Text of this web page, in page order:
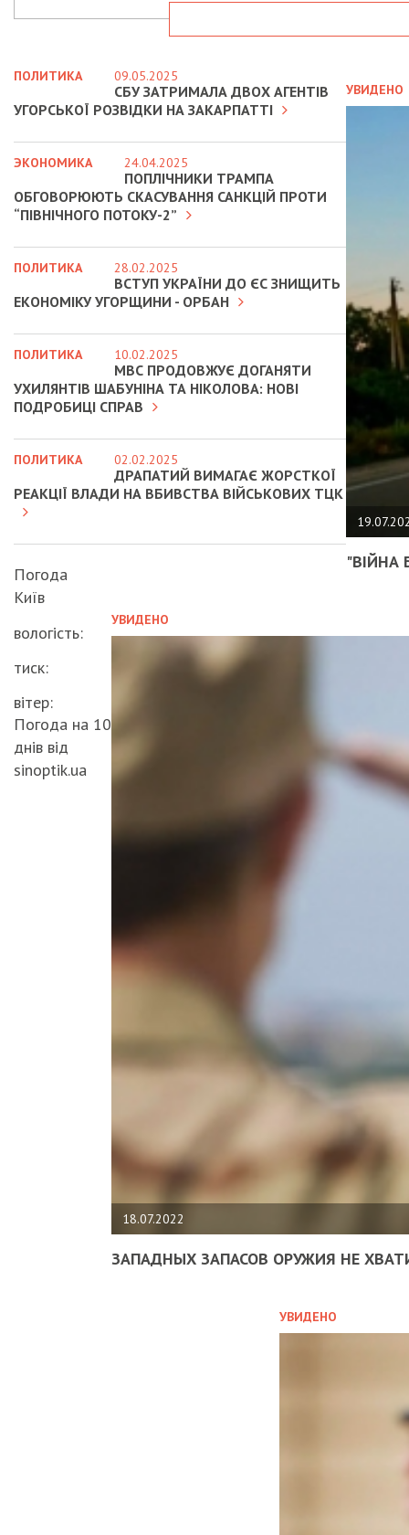
УВИДЕНО
"ВІЙНА
УВИДЕНО
18.07.2022
ЗАПАДНЫХ ЗАПАСОВ ОРУЖИЯ НЕ
УВИДЕНО
ПОЛИТИКА 09.05.2025
СБУ ЗАТРИМАЛА ДВОХ АГЕНТІВ
УГОРСЬКОЇ РОЗВІДКИ НА ЗАКАРПАТТІ
ЭКОНОМИКА 24.04.2025
ПОПЛІЧНИКИ ТРАМПА
ОБГОВОРЮЮТЬ СКАСУВАННЯ САНКЦІЙ ПРОТИ
“ПІВНІЧНОГО ПОТОКУ-2”
ПОЛИТИКА 28.02.2025
ВСТУП УКРАЇНИ ДО ЄС ЗНИЩИТЬ
ЕКОНОМІКУ УГОРЩИНИ - ОРБАН
ПОЛИТИКА 10.02.2025
МВС ПРОДОВЖУЄ ДОГАНЯТИ
УХИЛЯНТІВ ШАБУНІНА ТА НІКОЛОВА: НОВІ
ПОДРОБИЦІ СПРАВ
ПОЛИТИКА 02.02.2025
ДРАПАТИЙ ВИМАГАЄ ЖОРСТКОЇ
РЕАКЦІЇ ВЛАДИ НА ВБИВСТВА ВІЙСЬКОВИХ ТЦК
Погода
Київ
вологість:
тиск:
вітер:
Погода на 10
днів від
sinoptik.ua